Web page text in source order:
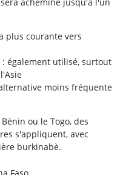
plus courante vers
: également utilisé, surtout
moins fréquente
ou le Togo, des
s'appliquent, avec
burkinabè.